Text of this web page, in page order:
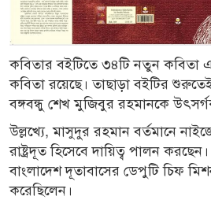
কবিতার বইটিতে ৩৪টি নতুন কবিতা
কবিতা রয়েছে। তাছাড়া বইটির
বঙ্গবন্ধু শেখ মুজিবুর রহমানকে
উল্লখ্যে, মাসুদুর রহমান বর্তমানে
রাষ্ট্রদূত হিসেবে দায়িত্ব পালন
বাংলাদেশ দূতাবাসের ডেপুটি চিফ
করেছিলেন।